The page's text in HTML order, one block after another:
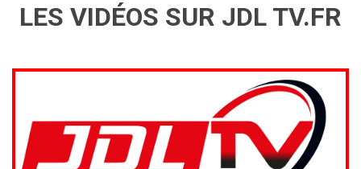
LES VIDÉOS SUR JDL TV.FR